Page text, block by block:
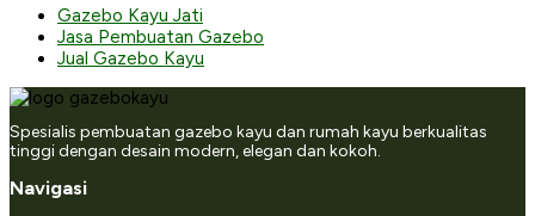
Gazebo Kayu Jati
Jasa Pembuatan Gazebo
Jual Gazebo Kayu
Spesialis pembuatan gazebo kayu dan rumah kayu berkualitas
tinggi dengan desain modern, elegan dan kokoh.
Navigasi